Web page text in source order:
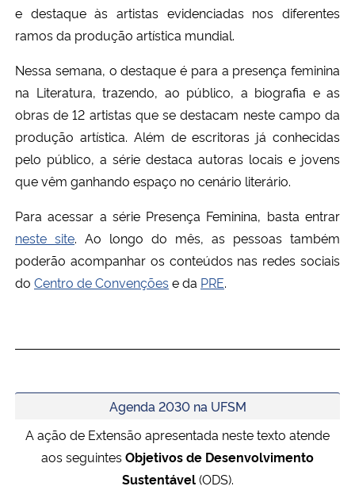
Ministério do Turismo
Ministério do Desenvolvimento Regional
Ministério da Mulher, da Família e dos Direitos Humanos
Secretaria-Geral
Secretaria de Governo
e destaque às artistas evidenciadas nos diferentes
ramos da produção artística mundial.
Nessa semana, o destaque é para a presença feminina
na Literatura, trazendo, ao público, a biografia e as
obras de12 artistas que se destacam neste campo da
produção artística. Além de escritoras já conhecidas
pelo público, a série destaca autoras locais e jovens
que vêm ganhando espaço no cenário literário.
Para acessar a série Presença Feminina, basta entrar
neste site. Ao longo do mês, as pessoas também
poderão acompanhar os conteúdos nas redes sociais
do Centro de Convenções e da PRE.
Agenda 2030 na UFSM
A ação de Extensão apresentada neste texto atende
aos seguintesObjetivos de Desenvolvimento
Sustentável(ODS).